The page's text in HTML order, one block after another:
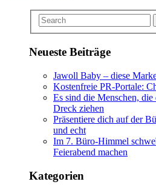
Neueste Beiträge
Jawoll Baby – diese
Kostenfreie PR-Portale:
Es sind die Menschen,
Dreck ziehen
Präsentiere dich auf der
und echt
Im 7. Büro-Himmel
Feierabend machen
Kategorien